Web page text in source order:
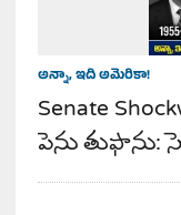
అన్నా, ఇది అమెరికా!
Senate
పెను